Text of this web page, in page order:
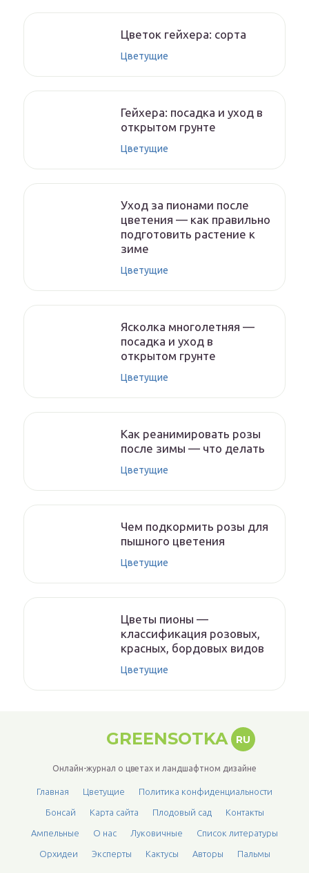
Цветок гейхера: сорта
Цветущие
Гейхера: посадка и уход в
открытом грунте
Цветущие
Уход за пионами после
цветения — как правильно
подготовить растение к
зиме
Цветущие
Ясколка многолетняя —
посадка и уход в
открытом грунте
Цветущие
Как реанимировать розы
после зимы — что делать
Цветущие
Чем подкормить розы для
пышного цветения
Цветущие
Цветы пионы —
классификация розовых,
красных, бордовых видов
Цветущие
GREENSOTKA RU
Онлайн-журнал о цветах и ландшафтном дизайне
Главная Цветущие Политика конфиденциальности
Бонсай Карта сайта Плодовый сад Контакты
Ампельные О нас Луковичные Список литературы
Орхидеи Эксперты Кактусы Авторы Пальмы